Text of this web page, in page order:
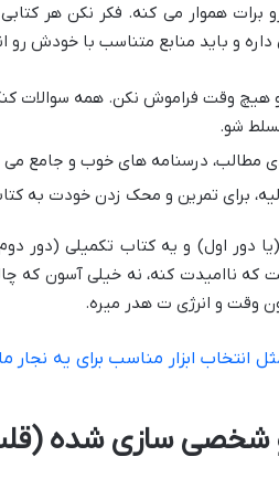
برات هموار می کنه. فکر نکن هر
و باید منابع متناسب با خودش رو
هیچ وقت فراموش نکن. همه سوالات
شو.
مطالب، درسنامه های خوب و جامع
برای تمرین و محک زدن خودت به
دور اول) و یه کتاب تکمیلی (دور
که ناامیدت کنه، نه خیلی آسون که
وقت و انرژی ت هدر میره.
انتخاب ابزار مناسب برای یه نجار
و شخصی سازی شده